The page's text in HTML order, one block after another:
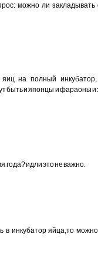
можно ли
на полный
быть и японцы и фараоны и
года? идли это не важно.
в инкубатор яйца,то